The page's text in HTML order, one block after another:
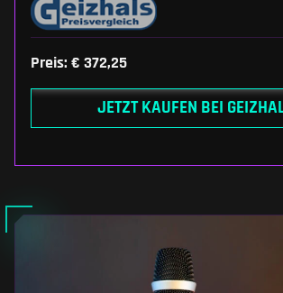
Preis: € 372,25
JETZT KAUFEN BEI